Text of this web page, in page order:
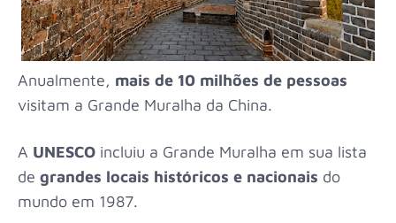
Anualmente, mais de 10 milhões de pessoas
visitam a Grande Muralha da China.
A UNESCO incluiu a Grande Muralha em sua lista
de grandes locais históricos e nacionais do
mundo em 1987.